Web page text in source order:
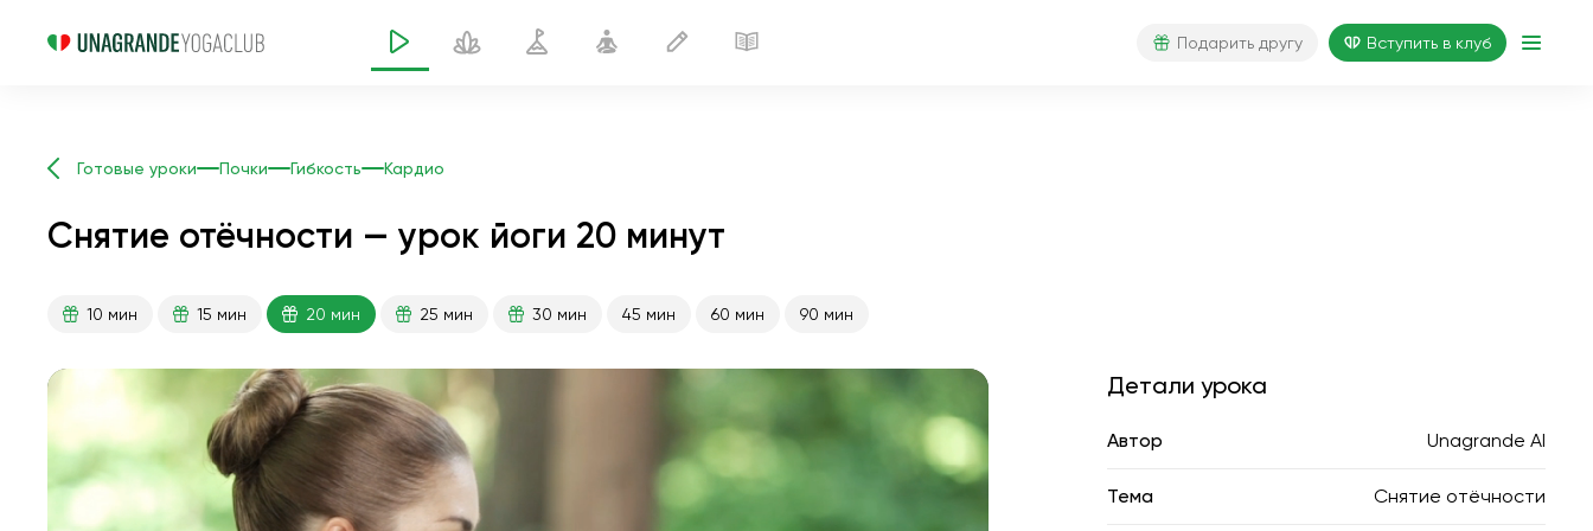
Подарить другу Вступить в клуб
Готовые уроки Почки Гибкость Кардио
Снятие отёчности — урок йоги 20 минут
10 мин 15 мин 20 мин 25 мин 30 мин 45 мин 60 мин 90 мин
01:44
Детали урока
Автор Unagrande AI
Тема Снятие отёчности